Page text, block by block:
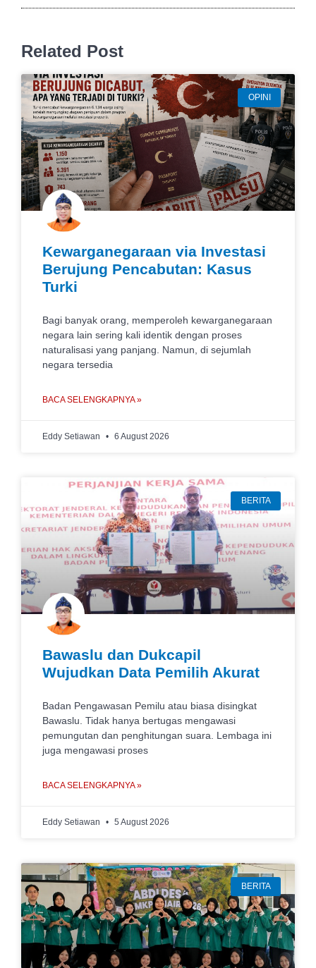
Related Post
OPINI
Kewarganegaraan via Investasi
Berujung Pencabutan: Kasus
Turki
Bagi banyak orang, memperoleh kewarganegaraan
negara lain sering kali identik dengan proses
naturalisasi yang panjang. Namun, di sejumlah
negara tersedia
BACA SELENGKAPNYA »
Eddy Setiawan 6 August 2026
BERITA
Bawaslu dan Dukcapil
Wujudkan Data Pemilih Akurat
Badan Pengawasan Pemilu atau biasa disingkat
Bawaslu. Tidak hanya bertugas mengawasi
pemungutan dan penghitungan suara. Lembaga ini
juga mengawasi proses
BACA SELENGKAPNYA »
Eddy Setiawan 5 August 2026
BERITA